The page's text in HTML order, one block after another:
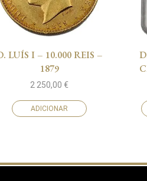
LUÍS I – 10.000 REIS –
1879
2 250,00€
ADICIONAR